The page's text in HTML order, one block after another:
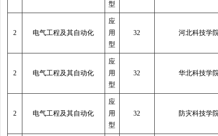
型
2 电气工程及其自动化
应
用
型
32 河北科技学
2 电气工程及其自动化
应
用
型
32 华北科技学
2 电气工程及其自动化
应
用
型
32 防灾科技学